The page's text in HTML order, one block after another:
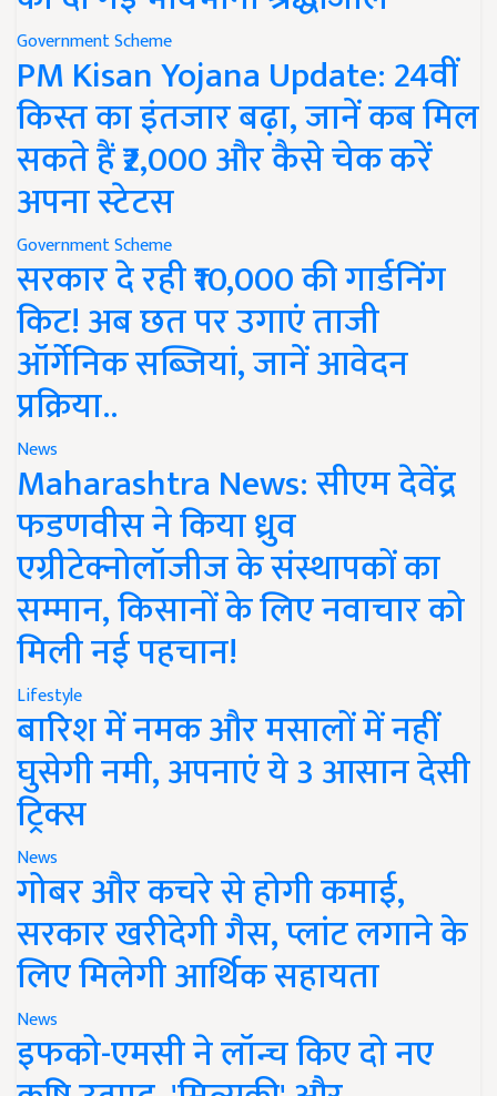
Government Scheme
PM Kisan Yojana Update: 24वीं
किस्त का इंतजार बढ़ा, जानें कब मिल
सकते हैं ₹2,000 और कैसे चेक करें
अपना स्टेटस
Government Scheme
सरकार दे रही ₹10,000 की गार्डनिंग
किट! अब छत पर उगाएं ताजी
ऑर्गेनिक सब्जियां, जानें आवेदन
प्रक्रिया..
News
Maharashtra News: सीएम देवेंद्र
फडणवीस ने किया ध्रुव
एग्रीटेक्नोलॉजीज के संस्थापकों का
सम्मान, किसानों के लिए नवाचार को
मिली नई पहचान!
Lifestyle
बारिश में नमक और मसालों में नहीं
घुसेगी नमी, अपनाएं ये 3 आसान देसी
ट्रिक्स
News
गोबर और कचरे से होगी कमाई,
सरकार खरीदेगी गैस, प्लांट लगाने के
लिए मिलेगी आर्थिक सहायता
News
इफको-एमसी ने लॉन्च किए दो नए